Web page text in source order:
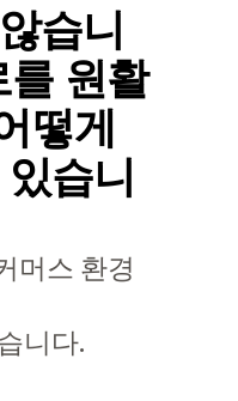
습니
원활
떻게
습니
머스 환경
니다.